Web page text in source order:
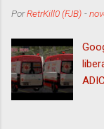
PorRetrKill0 (FJB) -